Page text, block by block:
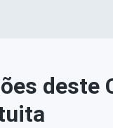
deste